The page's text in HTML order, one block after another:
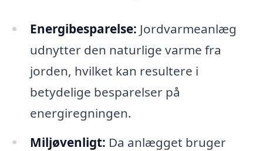
Energibesparelse: Jordvarmeanlæg
udnytter den naturlige varme fra
jorden, hvilket kan resultere i
betydelige besparelser på
energiregningen.
Miljøvenligt: Da anlægget bruger